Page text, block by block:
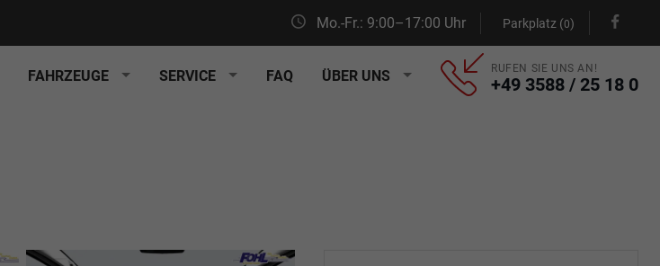
Mo.-Fr.: 9:00–17:00 Uhr Parkplatz (0)
FAHRZEUGE SERVICE FAQ ÜBER UNS RUFEN SIE UNS AN!
+49 3588 / 25 18 0